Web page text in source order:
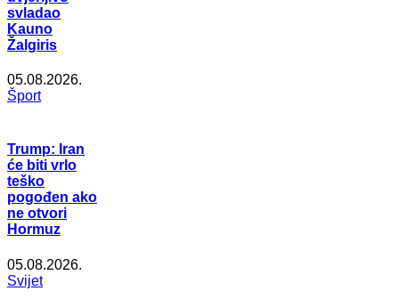
svladao
Kauno
Žalgiris
05.08.2026.
Šport
Trump: Iran
će biti vrlo
teško
pogođen ako
ne otvori
Hormuz
05.08.2026.
Svijet